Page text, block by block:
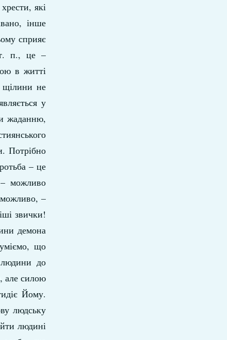
які
інше
сприяє
т. п., це –
в житті
щілини не
у
жаданню,
Потрібно
– це
можливо
–
звички!
демона
що
людини до
але силою
Йому.
людську
людині